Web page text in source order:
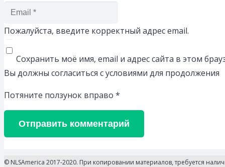
Пожалуйста, введите корректный адрес email.
Сохранить моё имя, email и адрес сайта в этом
Вы должны согласиться с условиями для продолжения
Потяните ползунок вправо *
Отправить комментарий
© NLSAmerica 2017-2020. При копировании материалов, требуется